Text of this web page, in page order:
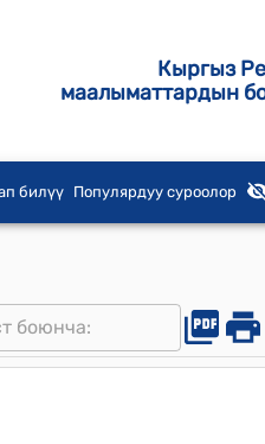
Кыргыз
маалыматтардын
билүү Популярдуу суроолор